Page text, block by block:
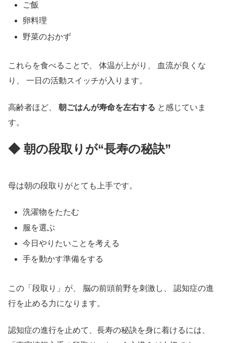
ご飯
卵料理
野菜のおかず
これらを食べることで、 体温が上がり、 血流が良くな
り、 一日の活動スイッチが入ります。
高齢者ほど、 朝ごはんが寿命を左右する と感じていま
す。
◆ 朝の段取りが“長寿の秘訣”
母は朝の段取りがとても上手です。
洗濯物をたたむ
服を選ぶ
今日やりたいことを考える
手を動かす準備をする
この「段取り」が、 脳の前頭前野を刺激し、 認知症の進
行を止める力になります。
認知症の進行を止めて、長寿の秘訣を身に着けるには、